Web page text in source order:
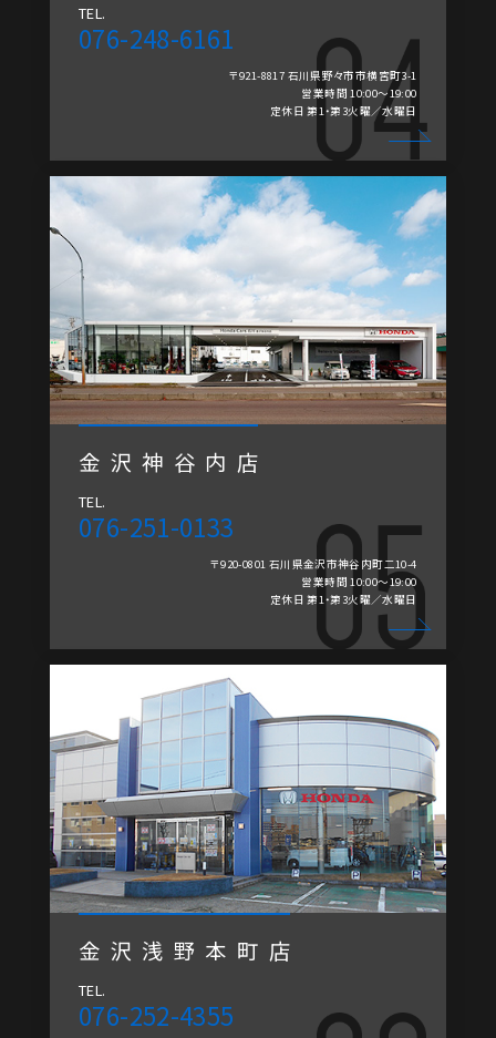
TEL.
076-248-6161
〒921-8817 石川県野々市市横宮町3-1
営業時間 10:00～19:00
定休日 第1・第3火曜／水曜日
金沢神谷内店
TEL.
076-251-0133
〒920-0801 石川県金沢市神谷内町二10-4
営業時間 10:00～19:00
定休日 第1・第3火曜／水曜日
金沢浅野本町店
TEL.
076-252-4355